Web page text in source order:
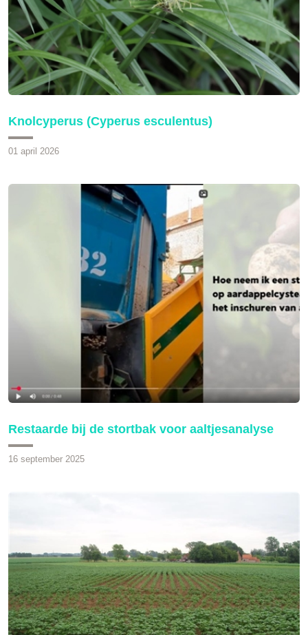
Knolcyperus (Cyperus esculentus)
01 april 2026
Restaarde bij de stortbak voor aaltjesanalyse
16 september 2025